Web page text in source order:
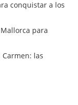
conquistar a los
para
las